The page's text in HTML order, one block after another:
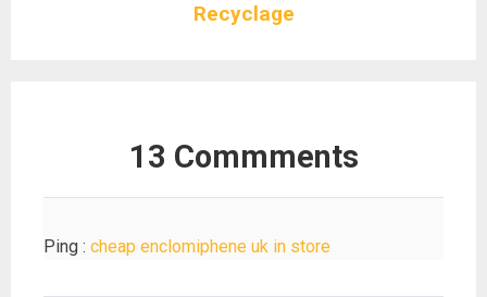
Recyclage
13 Commments
Ping : cheap enclomiphene uk in store